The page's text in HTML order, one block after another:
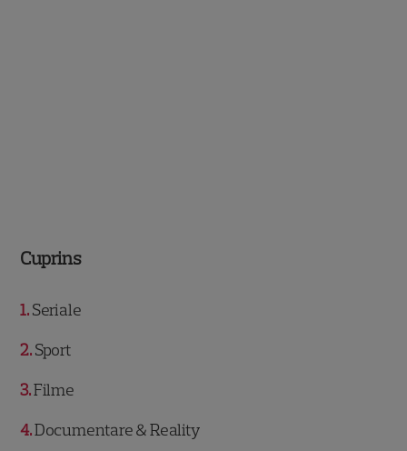
Cuprins
1 Seriale
2 Sport
3 Filme
4 Documentare & Reality